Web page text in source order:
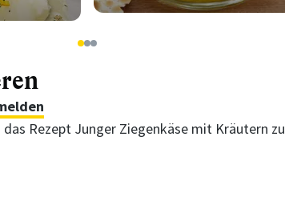
123
Rezept Junger Ziegenkäse mit Kräutern zu